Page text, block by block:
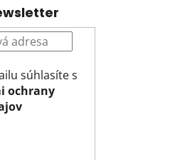
súhlasíte s
ochrany